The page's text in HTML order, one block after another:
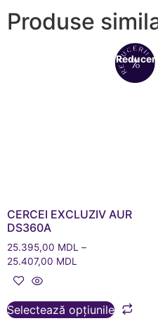
Produse
Reduceri!
CERCEI EXCLUZIV AUR
DS360A
25.395,00 MDL –
25.407,00 MDL
Selectează opțiunile